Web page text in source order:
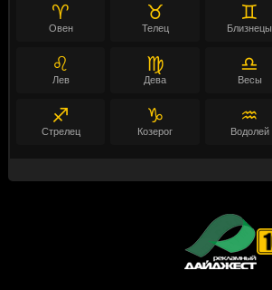
♈
Овен
♉
Телец
♊
Близнецы
♌
Лев
♍
Дева
♎
Весы
♐
Стрелец
♑
Козерог
♒
Водолей